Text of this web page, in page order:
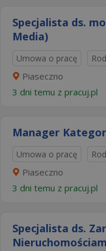
Specjalista ds.
Media)
Umowa o pracę
Piaseczno
3 dni temu z pracuj.pl
Manager
Umowa o pracę
Piaseczno
3 dni temu z pracuj.pl
Specjalista ds.